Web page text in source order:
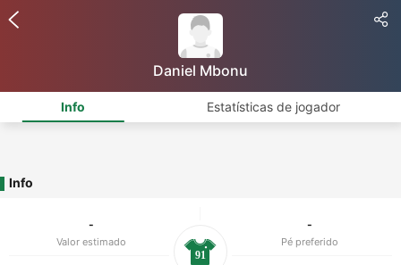
Daniel Mbonu
Info Estatísticas de jogador
Info
-
Valor estimado
-
Pé preferido
91